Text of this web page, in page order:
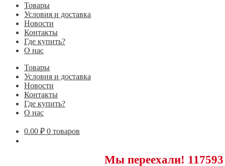
Товары
Условия и доставка
Новости
Контакты
Где купить?
О нас
Товары
Условия и доставка
Новости
Контакты
Где купить?
О нас
0.00 ₽ 0 товаров
Мы переехали! 117593